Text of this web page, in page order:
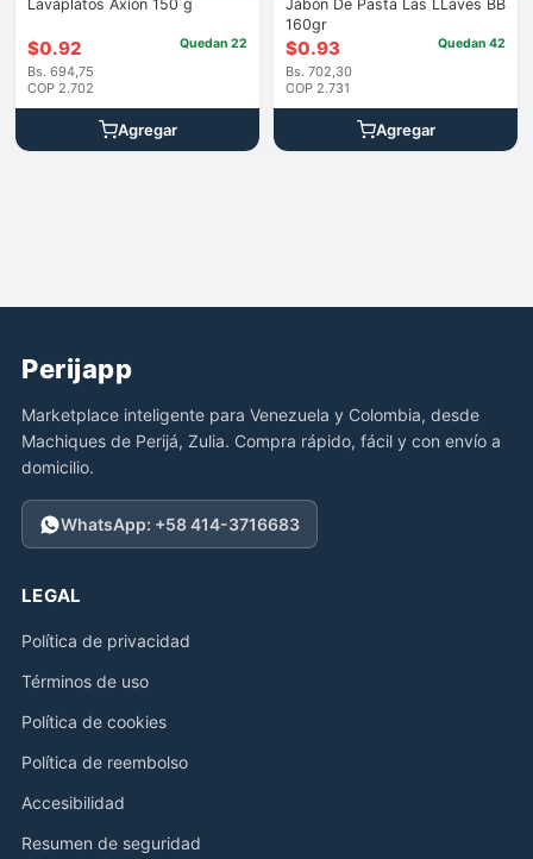
Lavaplatos Axion 150 g
$0.92
Bs. 694,75
COP 2.702
Quedan 22
Agregar
Jabon De Pasta Las LLaves BB
160gr
$0.93
Bs. 702,30
COP 2.731
Quedan 42
Agregar
Perijapp
Marketplace inteligente para Venezuela y Colombia, desde
Machiques de Perijá, Zulia. Compra rápido, fácil y con envío a
domicilio.
WhatsApp: +58 414-3716683
LEGAL
Política de privacidad
Términos de uso
Política de cookies
Política de reembolso
Accesibilidad
Resumen de seguridad